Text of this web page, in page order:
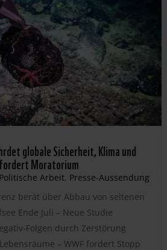
globale Sicherheit, Klima und
Moratorium
Politische Arbeit, Presse-Aussendung
berät über Abbau von seltenen
Ende Juli – Neue Studie
Folgen durch Zerstörung
– WWF fordert Stopp